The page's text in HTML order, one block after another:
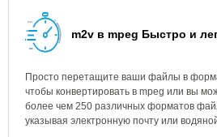
m2v в mpeg Быстро и
Просто перетащите ваши файлы в
чтобы конвертировать в mpeg или вы
более чем 250 различных форматов
указывая электронную почту или